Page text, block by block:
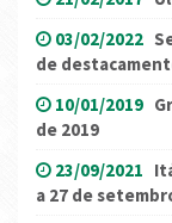
03/02/2022
de
10/01/2019
de 2019
23/09/2021
a 27 de